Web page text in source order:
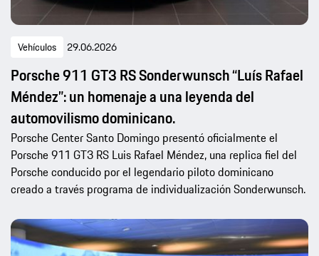
Vehículos 29.06.2026
Porsche 911 GT3 RS Sonderwunsch “Luís Rafael
Méndez”: un homenaje a una leyenda del
automovilismo dominicano.
Porsche Center Santo Domingo presentó oficialmente el
Porsche 911 GT3 RS Luis Rafael Méndez, una replica fiel del
Porsche conducido por el legendario piloto dominicano
creado a través programa de individualización Sonderwunsch.